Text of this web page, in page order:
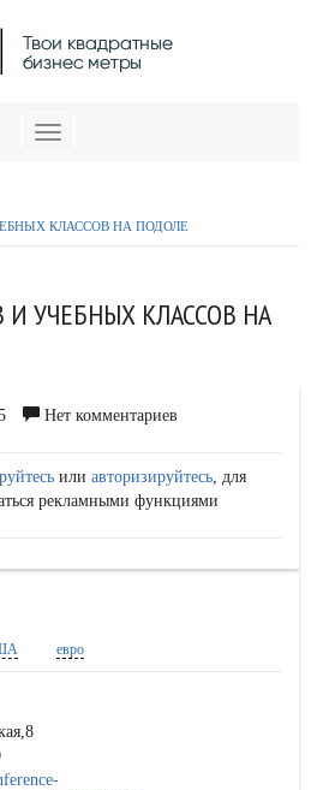
Меню
КЛАССОВ НА ПОДОЛЕ
И УЧЕБНЫХ КЛАССОВ НА
Нет комментариев
или авторизируйтесь, для
рекламными функциями
евро